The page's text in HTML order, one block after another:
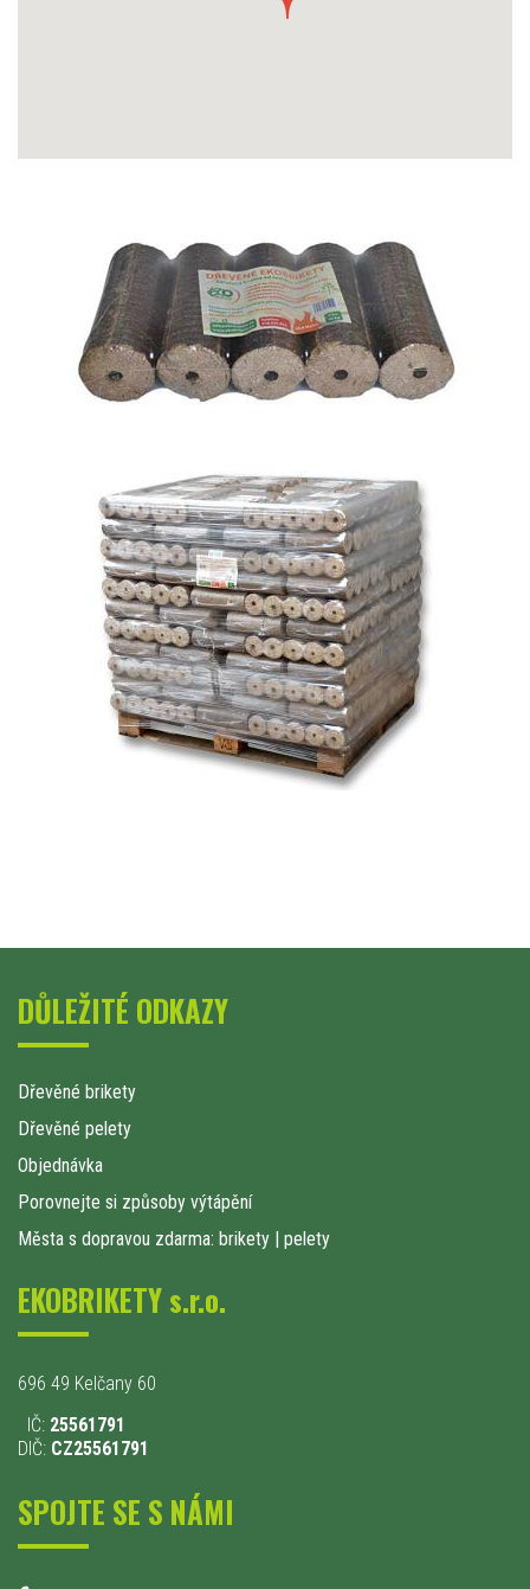
DŮLEŽITÉ ODKAZY
Dřevěné brikety
Dřevěné pelety
Objednávka
Porovnejte si způsoby výtápění
Města s dopravou zdarma: brikety | pelety
EKOBRIKETY s.r.o.
696 49 Kelčany 60
IČ: 25561791
DIČ: CZ25561791
SPOJTE SE S NÁMI